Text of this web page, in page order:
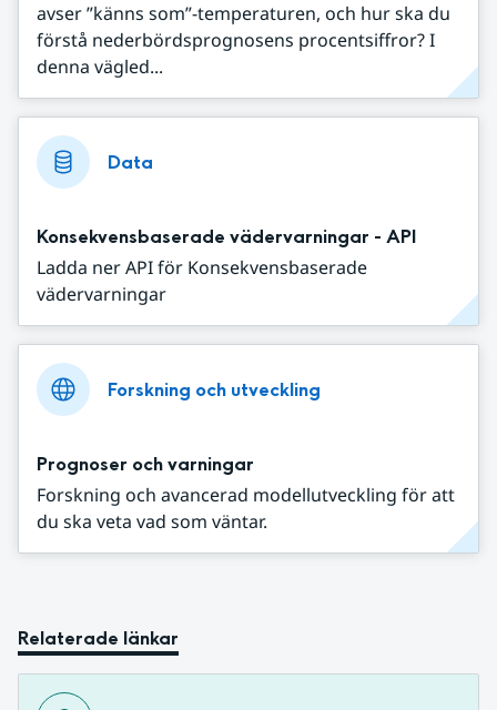
avser ”känns som”-temperaturen, och hur ska du
förstå nederbördsprognosens procentsiffror? I
denna vägled...
Data
Konsekvensbaserade vädervarningar - API
Ladda ner API för Konsekvensbaserade
vädervarningar
Forskning och utveckling
Prognoser och varningar
Forskning och avancerad modellutveckling för att
du ska veta vad som väntar.
Relaterade länkar